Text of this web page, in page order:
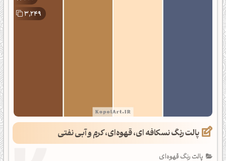
3,249
پالت رنگ نسکافه ای، قهوه‌ای، کرم و آبی نفتی
پالت رنگ قهوه‌ای